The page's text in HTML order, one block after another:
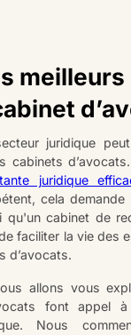
juridique
cabinets
juridique
cela demande
cabinet de
faciliter la vie des
d’avocats.
allons vous
font appel
Nous